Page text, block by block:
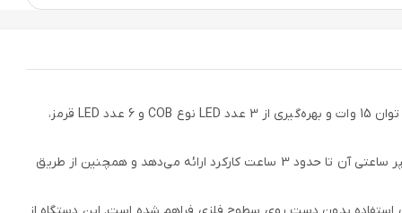
چراغ کار گرین لاین مدل Hyper Lume با شدت روشنایی 1000 لومن، یک ابزار قدرتمند و چندکاره برای تأمین نور در هر محیط کاری است. این دستگاه با توان 15 وات و بهره‌گیری از 3 عدد LED نوع COB و 6 عدد LED قرمز،
این چراغ دارای 14 حالت نوردهی شامل نور سفید، گرم و قرمز است که امکان تنظیم نور متناسب با شرایط مختلف را فراهم می‌کند. باتری 5400 میلی‌آمپر ساعتی آن تا حدود 3 ساعت کارکرد ارائه می‌دهد و همچنین از طریق